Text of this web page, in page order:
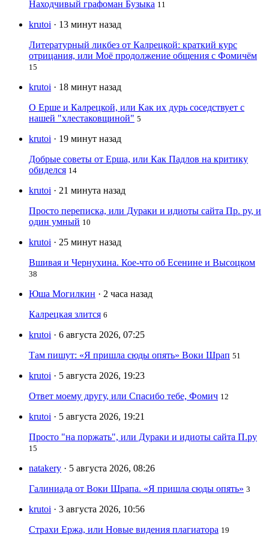
Находчивый графоман Бузыка 11
krutoi · 13 минут назад
Литературный ликбез от Калрецкой: краткий курс
отрицания, или Моё продолжение общения с Фомичём
15
krutoi · 18 минут назад
О Ерше и Калрецкой, или Как их дурь соседствует с
нашей "хлестаковщиной" 5
krutoi · 19 минут назад
Добрые советы от Ерша, или Как Падлов на критику
обиделся 14
krutoi · 21 минута назад
Просто переписка, или Дураки и идиоты сайта Пр. ру, и
один умный 10
krutoi · 25 минут назад
Вшивая и Чернухина. Кое-что об Есенине и Высоцком
38
Юша Могилкин · 2 часа назад
Калрецкая злится 6
krutoi · 6 августа 2026, 07:25
Там пишут: «Я пришла сюды опять» Воки Шрап 51
krutoi · 5 августа 2026, 19:23
Ответ моему другу, или Спасибо тебе, Фомич 12
krutoi · 5 августа 2026, 19:21
Просто "на поржать", или Дураки и идиоты сайта П.ру
15
natakery · 5 августа 2026, 08:26
Галиниада от Воки Шрапа. «Я пришла сюды опять» 3
krutoi · 3 августа 2026, 10:56
Страхи Ержа, или Новые видения плагиатора 19